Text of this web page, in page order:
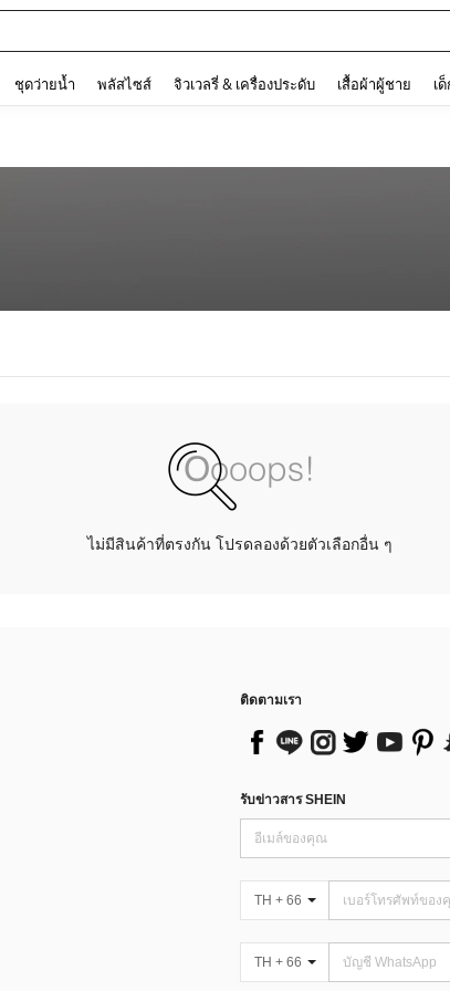
ชุดว่ายน้ำ พลัสไซส์ จิวเวลรี่ & เครื่องประดับ เสื้อผ้าผู้ชาย เ
ไม่มีสินค้าที่ตรงกัน โปรดลองด้วยตัวเลือกอื่น ๆ
ติดตามเรา
รับข่าวสาร SHEIN
TH + 66
TH + 66